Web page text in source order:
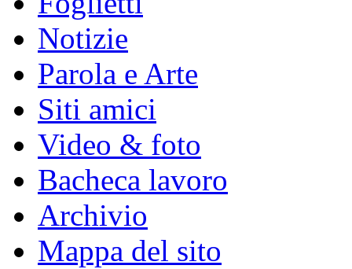
Notizie
Parola e Arte
Siti amici
Video & foto
Bacheca lavoro
Archivio
Mappa del sito